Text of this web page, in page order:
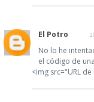
El Potro
No lo he
el código de
<img src="URL